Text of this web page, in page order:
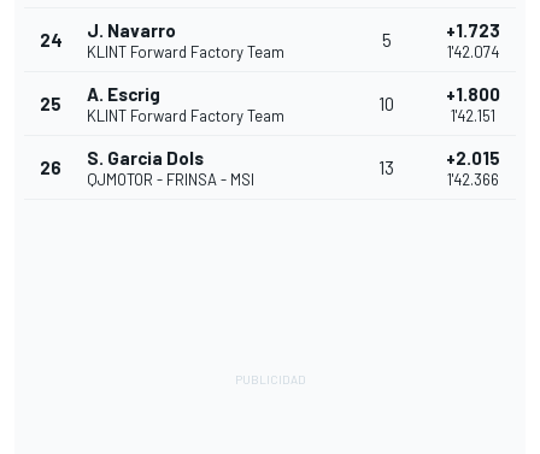
24 J. Navarro
KLINT Forward Factory Team
5 +1.723
1'42.074
25 A. Escrig
KLINT Forward Factory Team
10 +1.800
1'42.151
26 S. Garcia Dols
QJMOTOR - FRINSA - MSI
13 +2.015
1'42.366